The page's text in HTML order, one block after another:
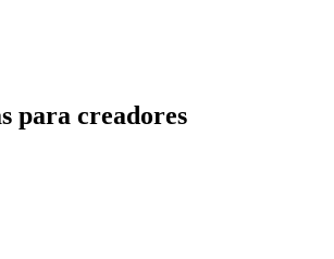
para creadores